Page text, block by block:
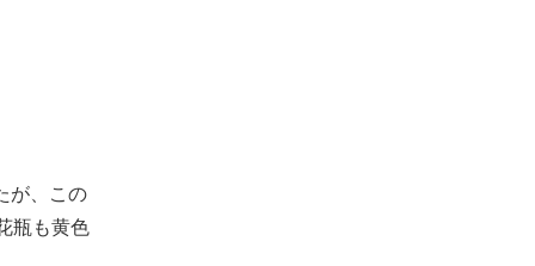
が、この
瓶も黄色